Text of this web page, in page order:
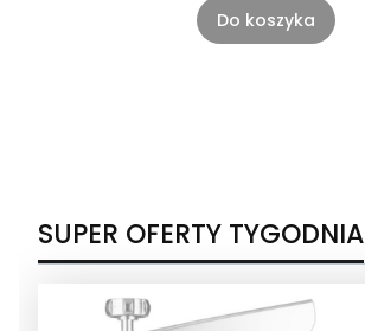
Do koszyka
SUPER OFERTY TYGODNIA